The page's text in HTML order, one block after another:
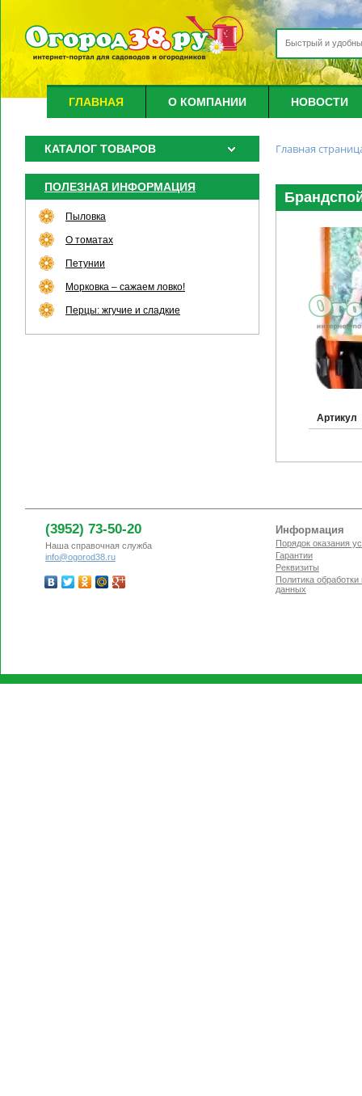
ГЛАВНАЯ О КОМПАНИИ НОВОСТИ
КАТАЛОГ ТОВАРОВ
ПОЛЕЗНАЯ ИНФОРМАЦИЯ
Пыловка
О томатах
Петунии
Морковка – сажаем ловко!
Перцы: жгучие и сладкие
Главная
Артикул
(3952) 73-50-20
Наша справочная служба
info@ogorod38.ru
Информация
Порядок оказания
Гарантии
Реквизиты
Политика
данных